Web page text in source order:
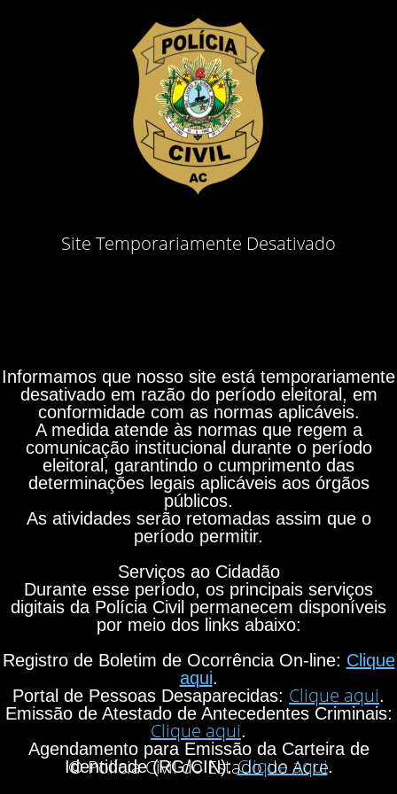
Site Temporariamente Desativado
Informamos que nosso site está temporariamente
desativado em razão do período eleitoral, em
conformidade com as normas aplicáveis.
A medida atende às normas que regem a
comunicação institucional durante o período
eleitoral, garantindo o cumprimento das
determinações legais aplicáveis aos órgãos
públicos.
As atividades serão retomadas assim que o
período permitir.
Serviços ao Cidadão
Durante esse período, os principais serviços
digitais da Polícia Civil permanecem disponíveis
por meio dos links abaixo:
Registro de Boletim de Ocorrência On-line: Clique
aqui.
Portal de Pessoas Desaparecidas: Clique aqui.
Emissão de Atestado de Antecedentes Criminais:
Clique aqui.
Agendamento para Emissão da Carteira de
Identidade (RG/CIN):Clique aqui.
© Polícia Civil do Estado do Acre